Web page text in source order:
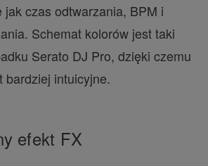
jak czas odtwarzania, BPM i
Schemat kolorów jest taki
Serato DJ Pro, dzięki czemu
bardziej intuicyjne.
efekt FX